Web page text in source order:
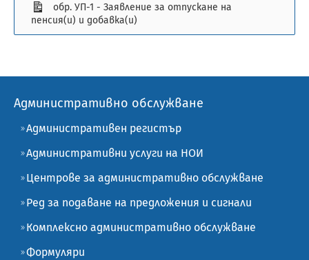
обр. УП-1 - Заявление за отпускане на
пенсия(и) и добавка(и)
Административно обслужване
Административен регистър
Административни услуги на НОИ
Центрове за административно обслужване
Ред за подаване на предложения и сигнали
Комплексно административно обслужване
Формуляри